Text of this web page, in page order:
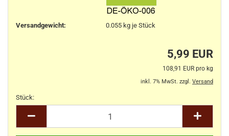
Versandgewicht: 0.055kg je Stück
5,99 EUR
108,91 EUR pro kg
inkl. 7% MwSt. zzgl. Versand
Stück: